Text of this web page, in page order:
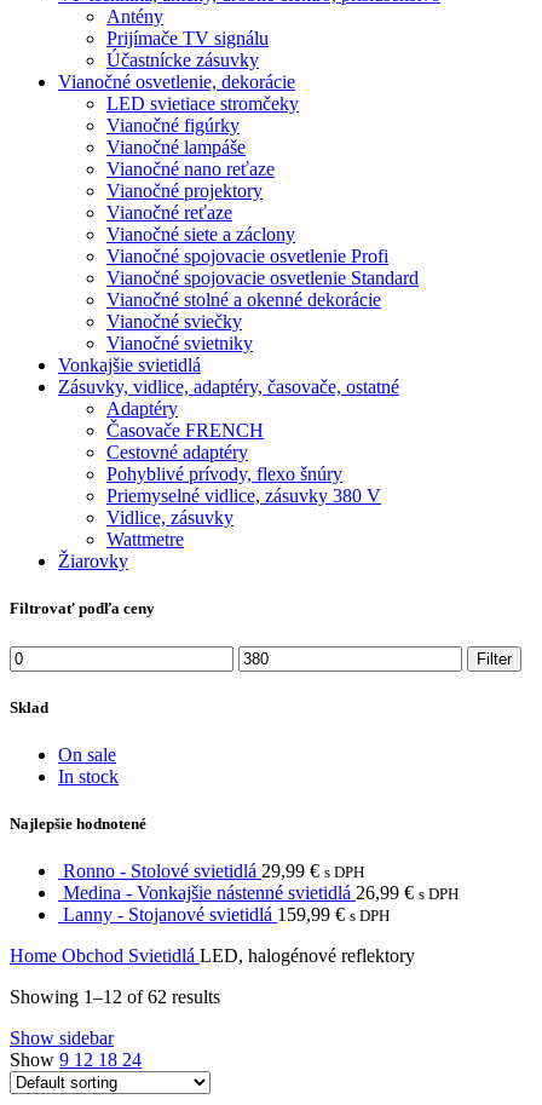
Antény
Prijímače TV signálu
Účastnícke zásuvky
Vianočné osvetlenie, dekorácie
LED svietiace stromčeky
Vianočné figúrky
Vianočné lampáše
Vianočné nano reťaze
Vianočné projektory
Vianočné reťaze
Vianočné siete a záclony
Vianočné spojovacie osvetlenie Profi
Vianočné spojovacie osvetlenie Standard
Vianočné stolné a okenné dekorácie
Vianočné sviečky
Vianočné svietniky
Vonkajšie svietidlá
Zásuvky, vidlice, adaptéry, časovače, ostatné
Adaptéry
Časovače FRENCH
Cestovné adaptéry
Pohyblivé prívody, flexo šnúry
Priemyselné vidlice, zásuvky 380 V
Vidlice, zásuvky
Wattmetre
Žiarovky
Filtrovať podľa ceny
Min
price
Max
price
Filter
Sklad
On sale
In stock
Najlepšie hodnotené
Ronno - Stolové svietidlá 29,99 € s DPH
Medina - Vonkajšie nástenné svietidlá 26,99 € s DPH
Lanny - Stojanové svietidlá 159,99 € s DPH
Home Obchod Svietidlá LED, halogénové reflektory
Showing 1–12 of 62 results
Show sidebar
Show 9 12 18 24